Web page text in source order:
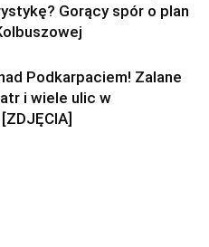
Gorący spór o plan
Podkarpaciem! Zalane
i wiele ulic w